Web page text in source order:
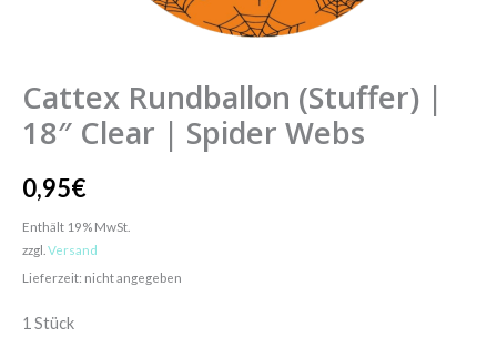
Cattex Rundballon (Stuffer) |
18″ Clear | Spider Webs
0,95€
Enthält 19% MwSt.
zzgl. Versand
Lieferzeit: nicht angegeben
1 Stück